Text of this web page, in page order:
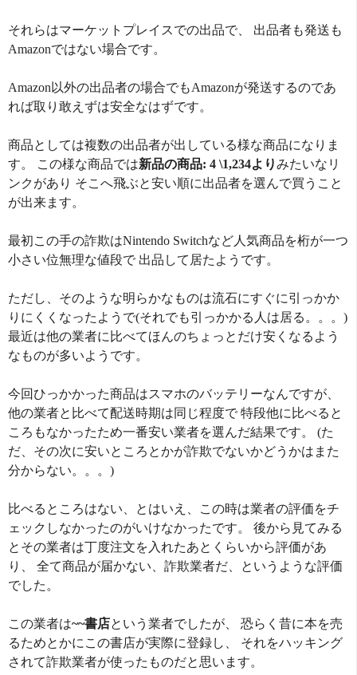
それらはマーケットプレイスでの出品で、 出品者も発送も
Amazonではない場合です。
Amazon以外の出品者の場合でもAmazonが発送するのであ
れば取り敢えずは安全なはずです。
商品としては複数の出品者が出している様な商品になりま
す。 この様な商品では新品の商品: 4 \1,234よりみたいなリ
ンクがあり そこへ飛ぶと安い順に出品者を選んで買うこと
が出来ます。
最初この手の詐欺はNintendo Switchなど人気商品を桁が一つ
小さい位無理な値段で 出品して居たようです。
ただし、そのような明らかなものは流石にすぐに引っかか
りにくくなったようで(それでも引っかかる人は居る。。。)
最近は他の業者に比べてほんのちょっとだけ安くなるよう
なものが多いようです。
今回ひっかかった商品はスマホのバッテリーなんですが、
他の業者と比べて配送時期は同じ程度で 特段他に比べると
ころもなかったため一番安い業者を選んだ結果です。 (た
だ、その次に安いところとかが詐欺でないかどうかはまた
分からない。。。)
比べるところはない、とはいえ、この時は業者の評価をチ
ェックしなかったのがいけなかったです。 後から見てみる
とその業者は丁度注文を入れたあとくらいから評価があ
り、 全て商品が届かない、詐欺業者だ、というような評価
でした。
この業者は~~書店という業者でしたが、 恐らく昔に本を売
るためとかにこの書店が実際に登録し、 それをハッキング
されて詐欺業者が使ったものだと思います。